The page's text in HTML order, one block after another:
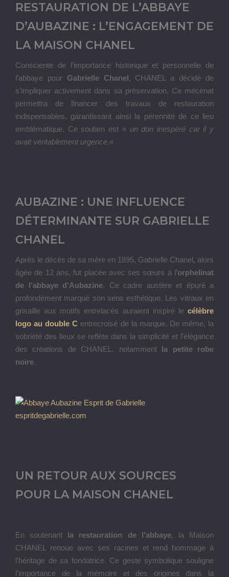
RESTAURATION DE L’ABBAYE
D’AUBAZINE : L’ENGAGEMENT DE
LA MAISON CHANEL
Consciente de l’importance historique et personnelle de
l’abbaye pour Gabrielle Chanel, CHANEL a décidé de
s’impliquer activement dans sa préservation. Ce mécénat
permettra de financer des travaux de restauration
indispensables, garantissant ainsi la pérennité de ce lieu
emblématique. Ce soutien est « un don inespéré car il y
avait véritablement urgence.«
AUBAZINE : UNE INFLUENCE
DÉTERMINANTE SUR GABRIELLE
CHANEL
Après le décès de sa mère en 1895, Gabrielle Chanel, alors
âgée de 12 ans, fut placée avec ses sœurs à l’orphelinat
de l’abbaye d’Aubazine. Ce cadre austère et épuré a
profondément marqué son sens esthétique. Les vitraux en
grisaille aux motifs entrelacés auraient inspiré le célèbre
logo au double C entrecroisé de la marque. De même, la
sobriété des lieux se reflète dans la simplicité et l’élégance
des créations de CHANEL, notamment la petite robe
noire.
UN RETOUR AUX SOURCES
POUR LA MAISON CHANEL
En soutenant la restauration de l’abbaye, la Maison
CHANEL renoue avec ses racines et rend hommage à
l’héritage de sa fondatrice. Ce geste symbolique souligne
l’importance de la mémoire et des origines dans la